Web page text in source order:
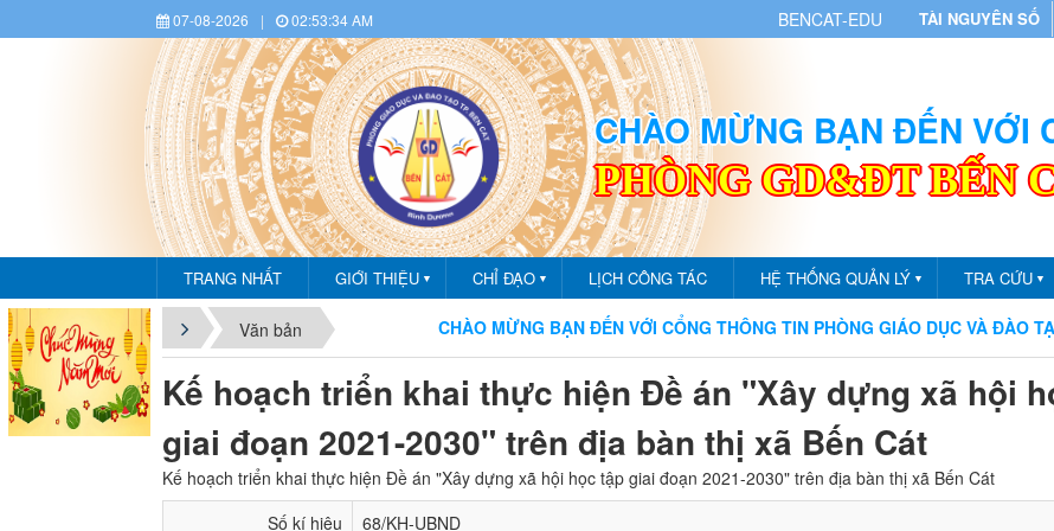
07-08-2026 | 02:53:34 AM BENCAT-EDU TÀI NGUYÊN SỐ
CHÀO MỪNG BẠN ĐẾN VỚI
PHÒNG GD&ĐT BẾN
TRANG NHẤT GIỚI THIỆU ▼ CHỈ ĐẠO ▼ LỊCH CÔNG TÁC HỆ THỐNG QUẢN LÝ ▼ TRA CỨU ▼
Văn bản CHÀO MỪNG BẠN ĐẾN VỚI CỔNG THÔNG TIN PHÒNG GIÁO DỤC VÀ ĐÀO TẠO
Kế hoạch triển khai thực hiện Đề án "Xây dựng xã hội
giai đoạn 2021-2030" trên địa bàn thị xã Bến Cát
Kế hoạch triển khai thực hiện Đề án "Xây dựng xã hội học tập giai đoạn 2021-2030" trên địa bàn thị xã Bến Cát
Số kí hiệu
68/KH-UBND